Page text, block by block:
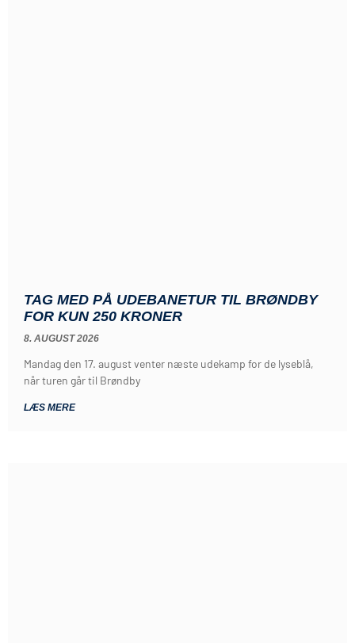
TAG MED PÅ UDEBANETUR TIL BRØNDBY
FOR KUN 250 KRONER
8. AUGUST 2026
Mandag den 17. august venter næste udekamp for de lyseblå,
når turen går til Brøndby
LÆS MERE